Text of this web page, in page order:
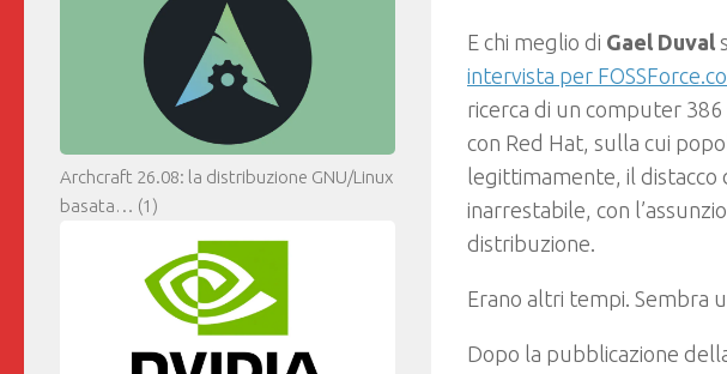
E chi meglio di Gael Duval
intervista per
ricerca di un computer
con Red Hat, sulla cui
legittimamente, il distacco
inarrestabile, con
distribuzione.
Erano altri tempi. Sembra
Dopo la pubblicazione
Archcraft 26.08: la distribuzione GNU/Linux
basata… (1)